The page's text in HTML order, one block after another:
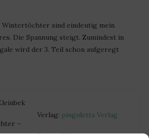
Wintertöchter sind eindeutig mein
Die Spannung steigt. Zumindest in
wird der 3. Teil schon aufgeregt
–
Verlag: pinguletta Verlag
Seiten: 360